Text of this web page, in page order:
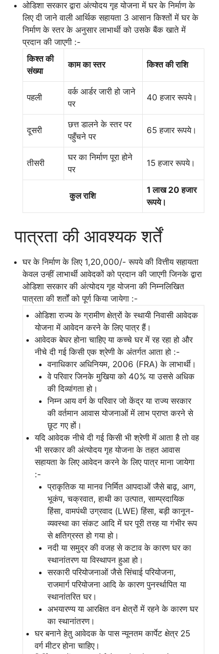
ओडिशा सरकार द्वारा अंत्योदय गृह योजना में घर के निर्माण के
लिए दी जाने वाली आर्थिक सहायता 3 आसान किश्तों में घर के
निर्माण के स्तर के अनुसार लाभार्थी को उसके बैंक खाते में
प्रदान की जाएगी :-
किश्त की
संख्या
काम का स्तर किश्त की राशि
पहली
वर्क आर्डर जारी हो जाने
पर
40 हजार रूपये।
दूसरी
छत्त डालने के स्तर पर
पहुँचने पर
65 हजार रूपये।
तीसरी
घर का निर्माण पूरा होने
पर
15 हजार रूपये।
कुल राशि
1 लाख 20 हजार
रूपये।
पात्रता की आवश्यक शर्तें
घर के निर्माण के लिए 1,20,000/- रूपये की वित्तीय सहायता
केवल उन्हीं लाभार्थी आवेदकों को प्रदान की जाएगी जिनके द्वारा
ओडिशा सरकार की अंत्योदय गृह योजना की निम्नलिखित
पात्रता की शर्तों को पूर्ण किया जायेगा :-
ओडिशा राज्य के ग्रामीण क्षेत्रों के स्थायी निवासी आवेदक
योजना में आवेदन करने के लिए पात्र हैं।
आवेदक बेघर होना चाहिए या कच्चे घर में रह रहा हो और
नीचे दी गई किसी एक श्रेणी के अंतर्गत आता हो :-
वनाधिकार अधिनियम, 2006 (FRA) के लाभार्थी।
वे परिवार जिनके मुखिया को 40% या उससे अधिक
की दिव्यांगता हो।
निम्न आय वर्ग के परिवार जो केंद्र या राज्य सरकार
की वर्तमान आवास योजनाओं में लाभ प्राप्त करने से
छूट गए हों।
यदि आवेदक नीचे दी गई किसी भी श्रेणी में आता है तो वह
भी सरकार की अंत्योदय गृह योजना के तहत आवास
सहायता के लिए आवेदन करने के लिए पात्र माना जायेगा
:-
प्राकृतिक या मानव निर्मित आपदाओं जैसे बाढ़, आग,
भूकंप, चक्रवात, हाथी का उत्पात, साम्प्रदायिक
हिंसा, वामपंथी उग्रवाद (LWE) हिंसा, बड़ी कानून-
व्यवस्था का संकट आदि में घर पूरी तरह या गंभीर रूप
से क्षतिग्रस्त हो गया हो।
नदी या समुद्र की वजह से कटाव के कारण घर का
स्थानांतरण या विस्थापन हुआ हो।
सरकारी परियोजनाओं जैसे सिंचाई परियोजना,
राजमार्ग परियोजना आदि के कारण पुनर्स्थापित या
स्थानांतरित घर।
अभयारण्य या आरक्षित वन क्षेत्रों में रहने के कारण घर
का स्थानांतरण।
घर बनाने हेतु आवेदक के पास न्यूनतम कार्पेट क्षेत्र 25
वर्ग मीटर होना चाहिए।